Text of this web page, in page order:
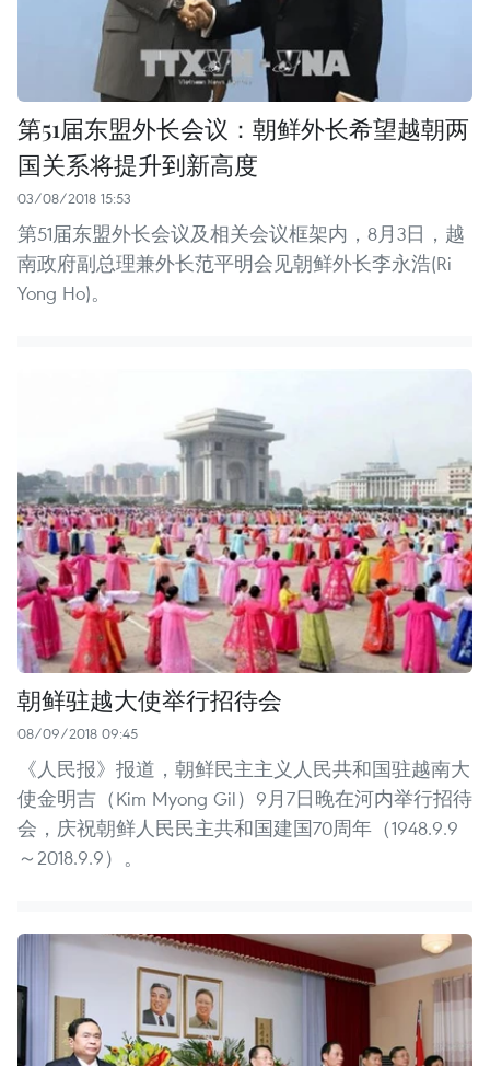
第51届东盟外长会议：朝鲜外长希望越朝两
国关系将提升到新高度
03/08/2018 15:53
第51届东盟外长会议及相关会议框架内，8月3日，越
南政府副总理兼外长范平明会见朝鲜外长李永浩(Ri
Yong Ho)。
朝鲜驻越大使举行招待会
08/09/2018 09:45
《人民报》报道，朝鲜民主主义人民共和国驻越南大
使金明吉（Kim Myong Gil）9月7日晚在河内举行招待
会，庆祝朝鲜人民民主共和国建国70周年（1948.9.9
～2018.9.9）。